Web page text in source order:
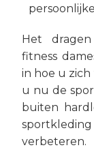
Het
fitness
in hoe u zich
u nu de
buiten
verbeteren.